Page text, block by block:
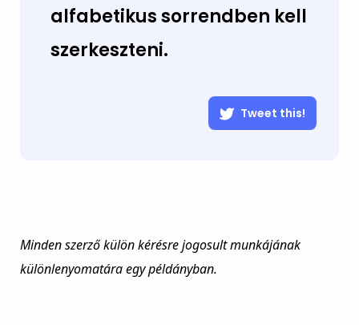
alfabetikus sorrendben kell
szerkeszteni.
Tweet this!
Minden szerző külön kérésre jogosult munkájának
különlenyomatára egy példányban.